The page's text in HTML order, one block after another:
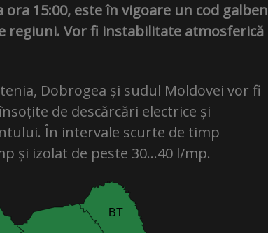
15:00, este în vigoare un cod galben
regiuni. Vor fi instabilitate atmosferică
Dobrogea și sudul Moldovei vor fi
de descărcări electrice și
În intervale scurte de timp
și izolat de peste 30…40 l/mp.